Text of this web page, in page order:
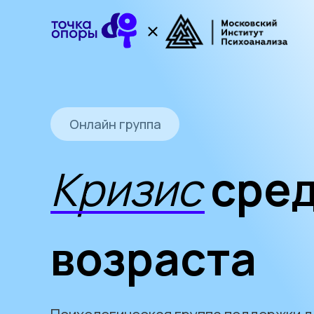
Онлайн группа
Кризис
возраста